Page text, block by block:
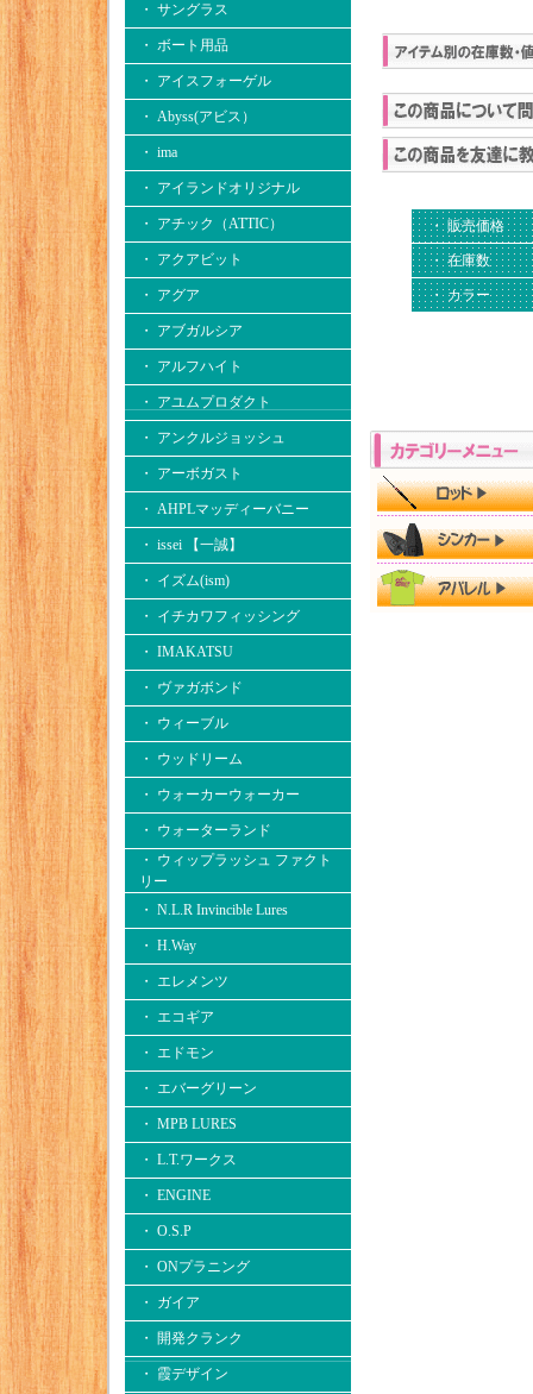
・ サングラス
・ ボート用品
・ アイスフォーゲル
・ Abyss(アビス）
・ ima
・ アイランドオリジナル
・ アチック（ATTIC）
・ アクアビット
・ アグア
・ アブガルシア
・ アルフハイト
・ アユムプロダクト
・ アンクルジョッシュ
・ アーボガスト
・ AHPLマッディーバニー
・ issei 【一誠】
・ イズム(ism)
・ イチカワフィッシング
・ IMAKATSU
・ ヴァガボンド
・ ウィーブル
・ ウッドリーム
・ ウォーカーウォーカー
・ ウォーターランド
・ ウィップラッシュ ファクト
リー
・ N.L.R Invincible Lures
・ H.Way
・ エレメンツ
・ エコギア
・ エドモン
・ エバーグリーン
・ MPB LURES
・ L.T.ワークス
・ ENGINE
・ O.S.P
・ ONプラニング
・ ガイア
・ 開発クランク
・ 霞デザイン
・ 販売価格
・ 在庫数
・ カラー